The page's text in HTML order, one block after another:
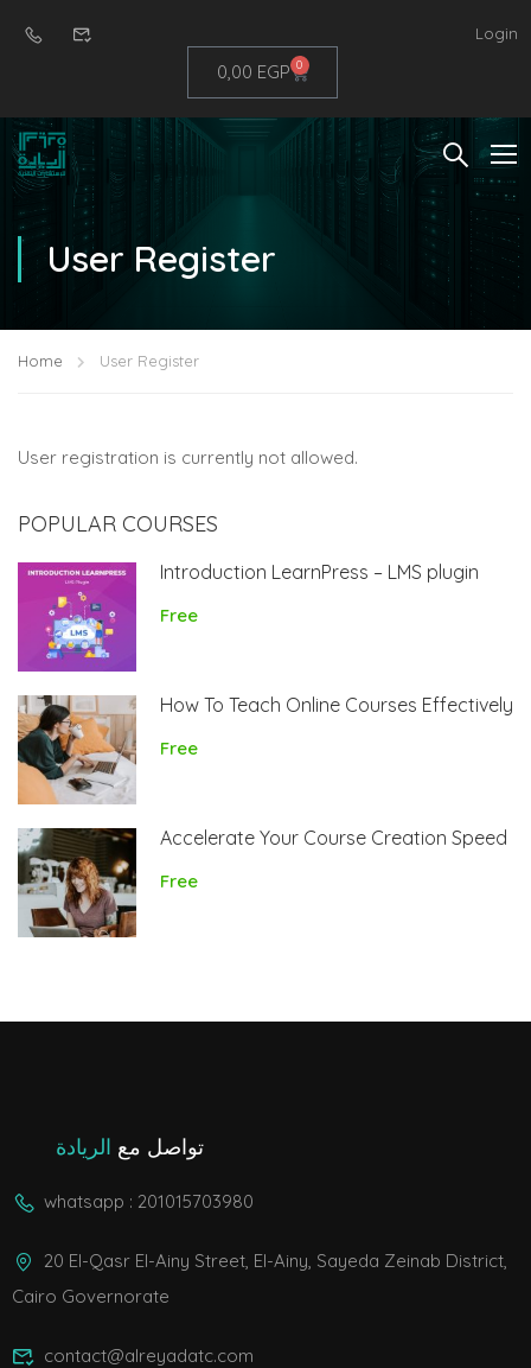
Login
0,00 EGP 0
User Register
Home User Register
User registration is currently not allowed.
POPULAR COURSES
Introduction LearnPress – LMS plugin
Free
How To Teach Online Courses Effectively
Free
Accelerate Your Course Creation Speed
Free
تواصل مع الريادة
whatsapp : 201015703980
20 El-Qasr El-Ainy Street, El-Ainy, Sayeda Zeinab District,
Cairo Governorate
contact@alreyadatc.com